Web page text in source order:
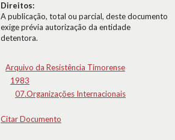
Direitos:
A publicação, total ou parcial, deste documento
exige prévia autorização da entidade
detentora.
Arquivo da Resistência Timorense
1983
07.Organizações Internacionais
Citar Documento